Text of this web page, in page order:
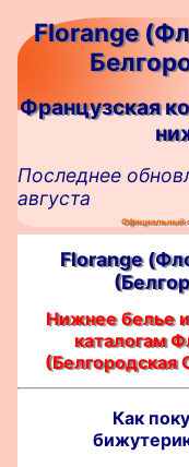
Florange
Французская
Последнее
августа
Официальный
Florange
Нижнее белье
каталогам
Как